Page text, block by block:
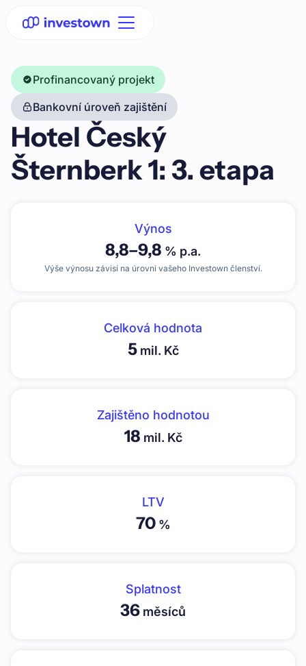
Profinancovaný projekt
Bankovní úroveň zajištění
Hotel Český
Šternberk 1: 3. etapa
Výnos
8,8–9,8 % p.a.
Výše výnosu závisí na úrovni vašeho Investown členství.
Celková hodnota
5mil. Kč
Zajištěno hodnotou
18 mil. Kč
LTV
70%
Splatnost
36 měsíců